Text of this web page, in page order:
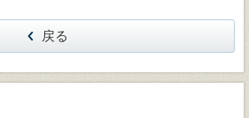
戻る